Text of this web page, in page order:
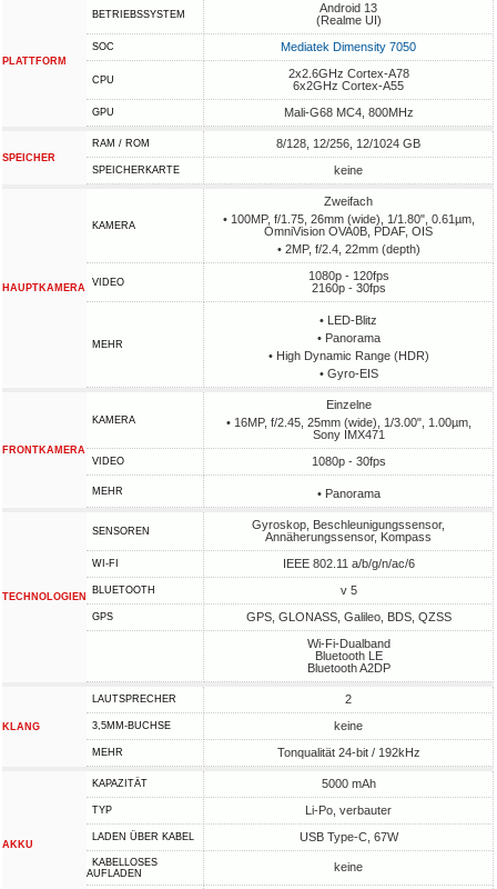
PLATTFORM
BETRIEBSSYSTEM
Android 13
(Realme UI)
SOC Mediatek Dimensity 7050
CPU
2x2.6GHz Cortex-A78
6x2GHz Cortex-A55
GPU Mali-G68 MC4, 800MHz
SPEICHER
RAM / ROM 8/128, 12/256, 12/1024 GB
SPEICHERKARTE keine
HAUPTKAMERA
KAMERA
Zweifach
• 100MP, f/1.75, 26mm (wide), 1/1.80", 0.61µm,
OmniVision OVA0B, PDAF, OIS
• 2MP, f/2.4, 22mm (depth)
VIDEO
1080p - 120fps
2160p - 30fps
MEHR
• LED-Blitz
• Panorama
• High Dynamic Range (HDR)
• Gyro-EIS
FRONTKAMERA
KAMERA
Einzelne
• 16MP, f/2.45, 25mm (wide), 1/3.00", 1.00µm,
Sony IMX471
VIDEO 1080p - 30fps
MEHR • Panorama
TECHNOLOGIEN
SENSOREN
Gyroskop, Beschleunigungssensor,
Annäherungssensor, Kompass
WI-FI IEEE 802.11 a/b/g/n/ac/6
BLUETOOTH v 5
GPS
GPS, GLONASS, Galileo, BDS, QZSS
Wi-Fi-Dualband
Bluetooth LE
Bluetooth A2DP
KLANG
LAUTSPRECHER 2
3,5MM-BUCHSE keine
MEHR Tonqualität 24-bit / 192kHz
AKKU
KAPAZITÄT 5000 mAh
TYP Li-Po, verbauter
LADEN ÜBER KABEL USB Type-C, 67W
KABELLOSES
AUFLADEN
keine